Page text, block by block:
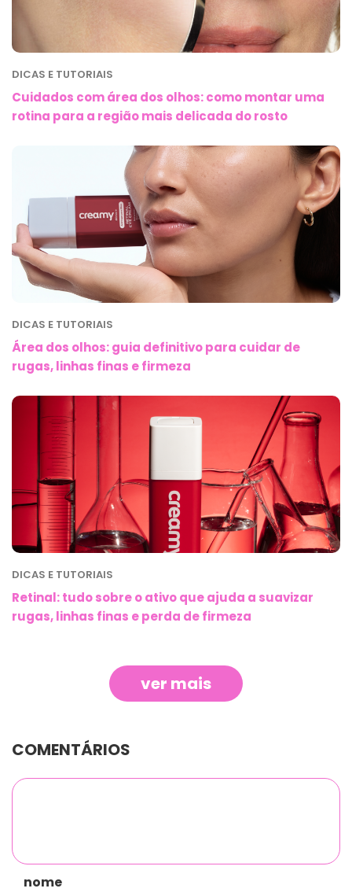
DICAS E TUTORIAIS
Cuidados com área dos olhos: como montar uma
rotina para a região mais delicada do rosto
DICAS E TUTORIAIS
Área dos olhos: guia definitivo para cuidar de
rugas, linhas finas e firmeza
DICAS E TUTORIAIS
Retinal: tudo sobre o ativo que ajuda a suavizar
rugas, linhas finas e perda de firmeza
ver mais
COMENTÁRIOS
nome